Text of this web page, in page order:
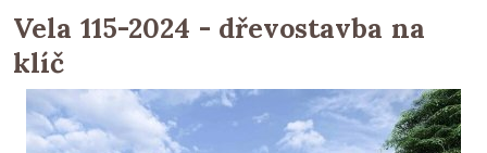
Vela 115-2024 - dřevostavba na
klíč